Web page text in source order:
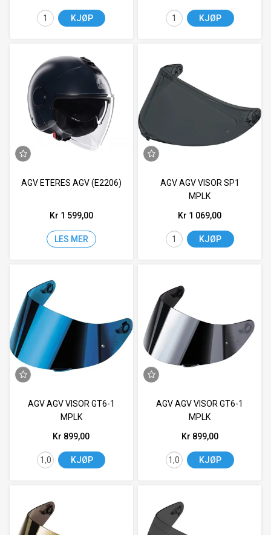
KJØP KJØP
AGV ETERES AGV (E2206)
Kr 1 599,00
LES MER
AGV AGV VISOR SP1
MPLK
Kr 1 069,00
KJØP
AGV AGV VISOR GT6-1
MPLK
Kr 899,00
KJØP
AGV AGV VISOR GT6-1
MPLK
Kr 899,00
KJØP